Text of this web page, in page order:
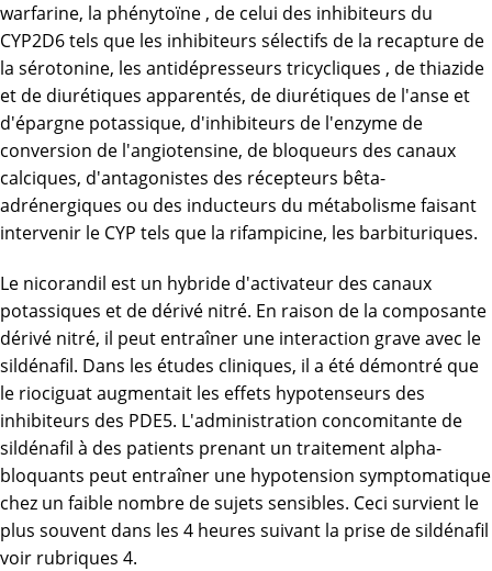
warfarine, la phénytoïne , de celui des inhibiteurs du
CYP2D6 tels que les inhibiteurs sélectifs de la recapture de
la sérotonine, les antidépresseurs tricycliques , de thiazide
et de diurétiques apparentés, de diurétiques de l'anse et
d'épargne potassique, d'inhibiteurs de l'enzyme de
conversion de l'angiotensine, de bloqueurs des canaux
calciques, d'antagonistes des récepteurs bêta-
adrénergiques ou des inducteurs du métabolisme faisant
intervenir le CYP tels que la rifampicine, les barbituriques.
Le nicorandil est un hybride d'activateur des canaux
potassiques et de dérivé nitré. En raison de la composante
dérivé nitré, il peut entraîner une interaction grave avec le
sildénafil. Dans les études cliniques, il a été démontré que
le riociguat augmentait les effets hypotenseurs des
inhibiteurs des PDE5. L'administration concomitante de
sildénafil à des patients prenant un traitement alpha-
bloquants peut entraîner une hypotension symptomatique
chez un faible nombre de sujets sensibles. Ceci survient le
plus souvent dans les 4 heures suivant la prise de sildénafil
voir rubriques 4.